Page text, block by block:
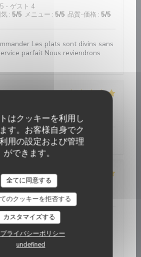
はクッキーを利用し
す。お客様自身でク
用の設定および管理
ができます。
全てに同意する
のクッキーを拒否する
カスタマイズする
プライバシーポリシー
undefined
- ゲスト 4
: 5/5 メニュー : 5/5 品質-価格 : 5/5
Les plats sont divins sans
parfait Nous reviendrons
メニュー /5 品質-価格
- ゲスト 2
:5/5 メニュー:5/5 品質-価格
excellent repas. Lorsque nous
nous venons systématiquement
On y mange très bien, nous ne
La P'tite Souris Vannes